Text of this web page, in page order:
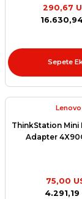
290,67
Sepete
Lenovo
ThinkStation Mini
Adapter
75,00
4.291,19